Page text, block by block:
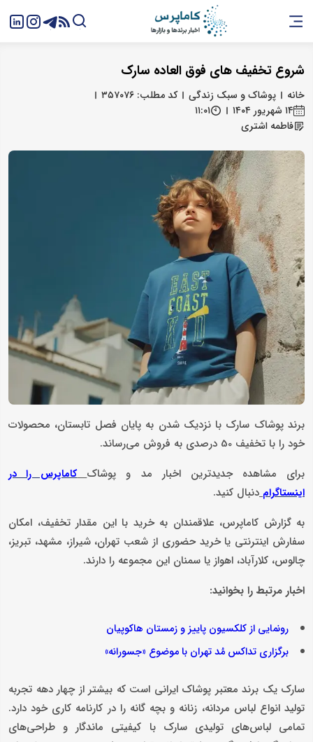
شروع تخفیف های فوق العاده سارک
خانه پوشاک و سبک زندگی
کد مطلب: ۳۵۷۰۷۶
۱۴ شهریور ۱۴۰۴
۱۱:۰۱
فاطمه اشتری
برند پوشاک سارک با نزدیک شدن به پایان فصل تابستان، محصولات
خود را با تخفیف 50 درصدی به فروش می‌رساند.
برای مشاهده جدیدترین اخبار مد و پوشاک
کاماپرس را در
اینستاگرام دنبال کنید.
به گزارش کاماپرس، علاقمندان به خرید با این مقدار تخفیف، امکان
سفارش اینترنتی یا خرید حضوری از شعب تهران، شیراز، مشهد، تبریز،
چالوس، کلارآباد، اهواز یا سمنان این مجموعه را دارند.
اخبار مرتبط را بخوانید:
رونمایی از کلکسیون پاییز و زمستان هاکوپیان
برگزاری تداکس مُد تهران با موضوع «جسورانه»
سارک یک برند معتبر پوشاک ایرانی است که بیشتر از چهار دهه تجربه
تولید انواع لباس مردانه، زنانه و بچه گانه را در کارنامه کاری خود دارد.
تمامی لباس‌های تولیدی سارک با کیفیتی ماندگار و طراحی‌های